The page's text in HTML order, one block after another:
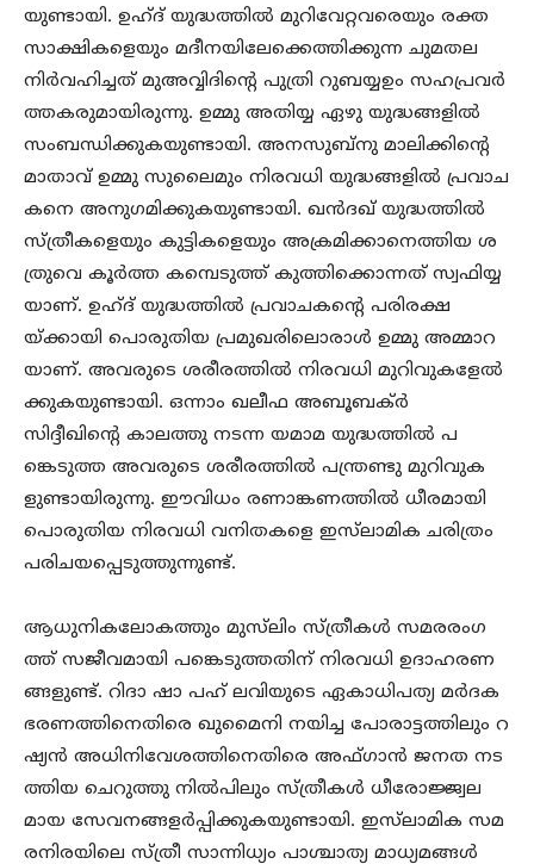
യുണ്ടായി. ഉഹ്ദ് യുദ്ധത്തിൽ മുറിവേറ്റവരെയും രക്ത
സാക്ഷികളെയും മദീനയിലേക്കെത്തിക്കുന്ന ചുമതല
നിർവഹിച്ചത് മുഅവ്വിദിന്റെ പുത്രി റുബയ്യഉം സഹപ്രവർ
ത്തകരുമായിരുന്നു. ഉമ്മു അതിയ്യ ഏഴു യുദ്ധങ്ങളിൽ
സംബന്ധിക്കുകയുണ്ടായി. അനസുബ്നു മാലിക്കിന്റെ
മാതാവ് ഉമ്മു സുലൈമും നിരവധി യുദ്ധങ്ങളിൽ പ്രവാച
കനെ അനുഗമിക്കുകയുണ്ടായി. ഖൻദഖ് യുദ്ധത്തിൽ
സ്ത്രീകളെയും കുട്ടികളെയും അക്രമിക്കാനെത്തിയ ശ
ത്രുവെ കൂർത്ത കമ്പെടുത്ത് കുത്തിക്കൊന്നത് സ്വഫിയ്യ
യാണ്. ഉഹ്ദ് യുദ്ധത്തിൽ പ്രവാചകന്റെ പരിരക്ഷ
യ്ക്കായി പൊരുതിയ പ്രമുഖരിലൊരാൾ ഉമ്മു അമ്മാറ
യാണ്. അവരുടെ ശരീരത്തിൽ നിരവധി മുറിവുകളേൽ
ക്കുകയുണ്ടായി. ഒന്നാം ഖലീഫ അബൂബക്ർ
സിദ്ദീഖിന്റെ കാലത്തു നടന്ന യമാമ യുദ്ധത്തിൽ പ
ങ്കെടുത്ത അവരുടെ ശരീരത്തിൽ പന്ത്രണ്ടു മുറിവുക
ളുണ്ടായിരുന്നു. ഈവിധം രണാങ്കണത്തിൽ ധീരമായി
പൊരുതിയ നിരവധി വനിതകളെ ഇസ്‌ലാമിക ചരിത്രം
പരിചയപ്പെടുത്തുന്നുണ്ട്.
ആധുനികലോകത്തും മുസ്‌ലിം സ്ത്രീകൾ സമരരംഗ
ത്ത് സജീവമായി പങ്കെടുത്തതിന് നിരവധി ഉദാഹരണ
ങ്ങളുണ്ട്. റിദാ ഷാ പഹ് ലവിയുടെ ഏകാധിപത്യ മർദക
ഭരണത്തിനെതിരെ ഖുമൈനി നയിച്ച പോരാട്ടത്തിലും റ
ഷ്യൻ അധിനിവേശത്തിനെതിരെ അഫ്ഗാൻ ജനത നട
ത്തിയ ചെറുത്തു നിൽപിലും സ്ത്രീകൾ ധീരോജ്ജ്വല
മായ സേവനങ്ങളർപ്പിക്കുകയുണ്ടായി. ഇസ്‌ലാമിക സമ
രനിരയിലെ സ്ത്രീ സാന്നിധ്യം പാശ്ചാത്യ മാധ്യമങ്ങൾ